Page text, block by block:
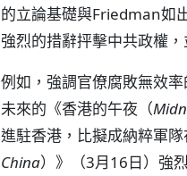
的立論基礎與Friedman如
強烈的措辭抨擊中共政權
例如，強調官僚腐敗無效
未來的《香港的午夜（
進駐香港，比擬成納粹軍
China）》（3月16日）強